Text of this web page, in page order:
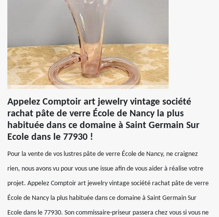
Appelez Comptoir art jewelry vintage société
rachat pâte de verre École de Nancy la plus
habituée dans ce domaine à Saint Germain Sur
Ecole dans le 77930 !
Pour la vente de vos lustres pâte de verre École de Nancy, ne craignez
rien, nous avons vu pour vous une issue afin de vous aider à réalise votre
projet. Appelez Comptoir art jewelry vintage société rachat pâte de verre
École de Nancy la plus habituée dans ce domaine à Saint Germain Sur
Ecole dans le 77930. Son commissaire-priseur passera chez vous si vous ne